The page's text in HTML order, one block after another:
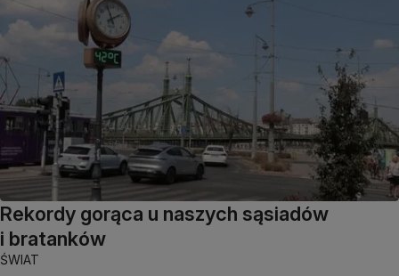
Rekordy gorąca u naszych sąsiadów
i bratanków
ŚWIAT